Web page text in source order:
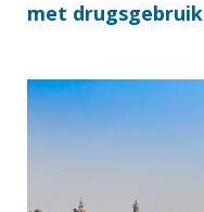
met drugsgebruik